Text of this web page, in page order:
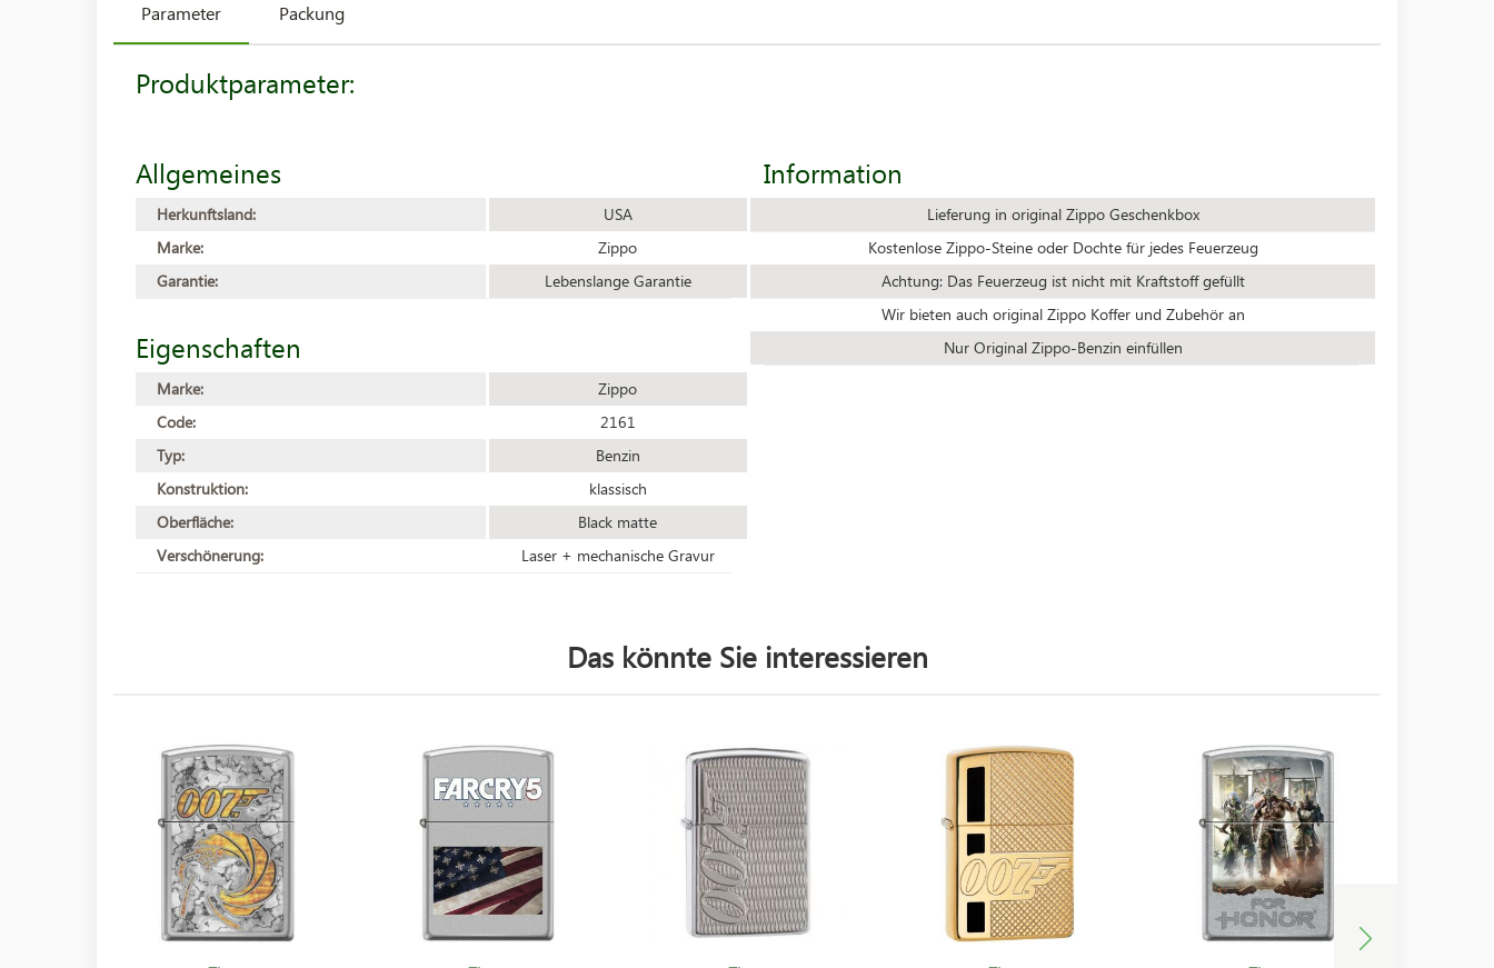
Parameter Packung
Produktparameter:
Allgemeines
Herkunftsland:
USA
Marke:
Zippo
Garantie:
Lebenslange Garantie
Eigenschaften
Marke:
Zippo
Code:
2161
Typ:
Benzin
Konstruktion:
klassisch
Oberfläche:
Black matte
Verschönerung:
Laser + mechanische Gravur
Information
Lieferung in original Zippo Geschenkbox
Kostenlose Zippo-Steine oder Dochte für jedes Feuerzeug
Achtung: Das Feuerzeug ist nicht mit Kraftstoff gefüllt
Wir bieten auch original Zippo Koffer und Zubehör an
Nur Original Zippo-Benzin einfüllen
Das könnte Sie interessieren